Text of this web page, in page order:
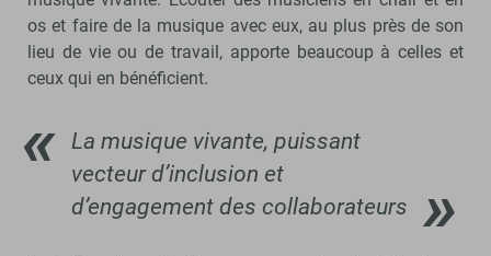
os et faire de la musique avec eux, au plus près de son
lieu de vie ou de travail, apporte beaucoup à celles et
ceux qui en bénéficient.
La musique vivante, puissant
vecteur d’inclusion et
d’engagement des collaborateurs